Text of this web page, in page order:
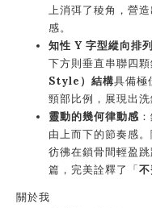
上消弭了稜角，營
感。
知性 Y 字型縱向排列
下方則垂直串聯四
Style）結構具備極
頸部比例，展現出洗
靈動的幾何律動感
由上而下的節奏感
彷彿在鎖骨間輕盈
篇，完美詮釋了「
關於我